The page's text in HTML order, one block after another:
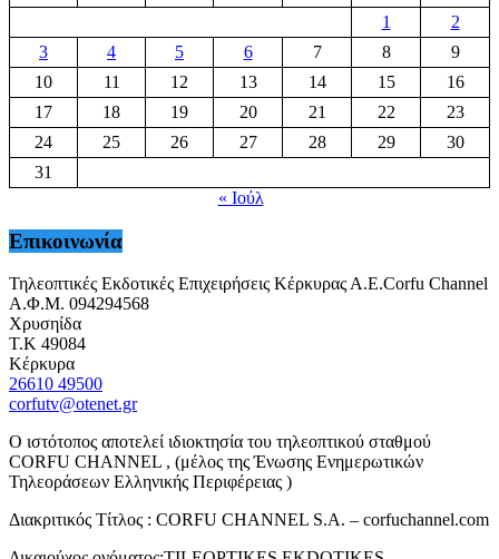
1
2
3
4 5 6 7 8
9
10
11 12 13 14 15
16
17
18 19 20 21 22
23
24
25 26 27 28 29
30
31
« Ιούλ
Επικοινωνία
Τηλεοπτικές Εκδοτικές Επιχειρήσεις Κέρκυρας Α.Ε.Corfu Channel
Α.Φ.Μ. 094294568
Χρυσηίδα
Τ.Κ 49084
Κέρκυρα
26610 49500
corfutv@otenet.gr
Ο ιστότοπος αποτελεί ιδιοκτησία του τηλεοπτικού σταθμού
CORFU CHANNEL , (μέλος της Ένωσης Ενημερωτικών
Τηλεοράσεων Ελληνικής Περιφέρειας )
Διακριτικός Τίτλος : CORFU CHANNEL S.A. – corfuchannel.com